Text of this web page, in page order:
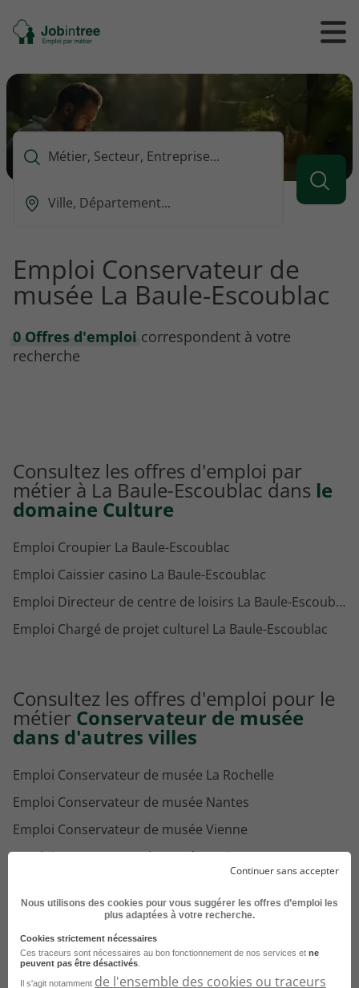
Se
rendre
l'accueil
Ouvrir
/
le
Que
vous
rechercher
Ou
vous
voulez
rechercher
Emploi Conservateur de
musée La Baule-Escoublac
0 Offres d'emploi correspondent à votre
recherche
Consultez les offres d'emploi par
métier à La Baule-Escoublac dans le
domaine Culture
Emploi Croupier La Baule-Escoublac
Emploi Caissier casino La Baule-Escoublac
Emploi Directeur de centre de loisirs La Baule-Escoublac
Emploi Chargé de projet culturel La Baule-Escoublac
Consultez les offres d'emploi pour le
métier Conservateur de musée
dans d'autres villes
Emploi Conservateur de musée La Rochelle
Emploi Conservateur de musée Nantes
Emploi Conservateur de musée Vienne
Emploi Conservateur de musée Paris
Emploi Conservateur de musée Sarreguemines
Emploi Conservateur de musée Montauban
Emploi Conservateur de musée Brignoles
Continuer sans accepter
Nous utilisons des cookies pour vous suggérer les offres d’emploi les
plus adaptées à votre recherche.
Cookies strictement nécessaires
Ces traceurs sont nécessaires au bon fonctionnement de nos services et ne
peuvent pas être désactivés
Il s'agit notamment de l'ensemble des cookies ou traceurs